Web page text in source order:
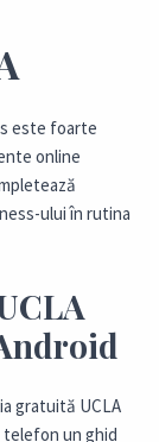
este foarte
online
ului în rutina
gratuită UCLA
telefon un ghid